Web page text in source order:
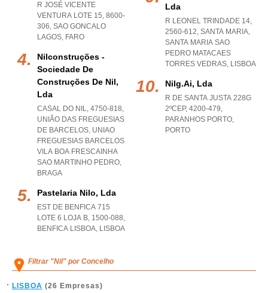
R JOSÉ VICENTE
VENTURA LOTE 15, 8600-
306, SAO GONCALO
LAGOS, FARO
Nilconstruções -
Sociedade De
Construções De Nil,
Lda
CASAL DO NIL, 4750-818,
UNIÃO DAS FREGUESIAS
DE BARCELOS, UNIAO
FREGUESIAS BARCELOS
VILA BOA FRESCAINHA
SAO MARTINHO PEDRO,
BRAGA
Pastelaria Nilo, Lda
EST DE BENFICA 715
LOTE 6 LOJA B, 1500-088,
BENFICA LISBOA, LISBOA
Lda
R LEONEL TRINDADE 14,
2560-612, SANTA MARIA,
SANTA MARIA SAO
PEDRO MATACAES
TORRES VEDRAS, LISBOA
Nilg.ai, Lda
R DE SANTA JUSTA 228G
2ºCEP, 4200-479,
PARANHOS PORTO,
PORTO
Filtrar "Nil" por Concelho
LISBOA (26 Empresas)